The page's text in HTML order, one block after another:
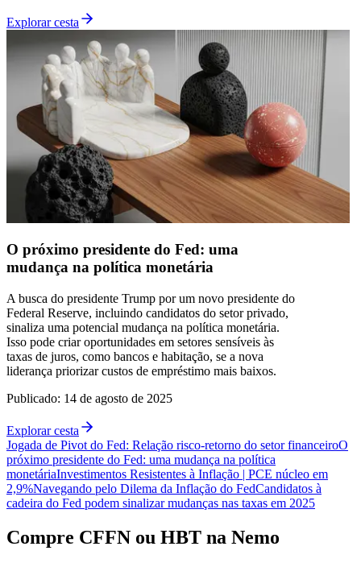
Explorar cesta
O próximo presidente do Fed: uma
mudança na política monetária
A busca do presidente Trump por um novo presidente do
Federal Reserve, incluindo candidatos do setor privado,
sinaliza uma potencial mudança na política monetária.
Isso pode criar oportunidades em setores sensíveis às
taxas de juros, como bancos e habitação, se a nova
liderança priorizar custos de empréstimo mais baixos.
Publicado: 14 de agosto de 2025
Explorar cesta
Jogada de Pivot do Fed: Relação risco-retorno do setor financeiroO
próximo presidente do Fed: uma mudança na política
monetáriaInvestimentos Resistentes à Inflação | PCE núcleo em
2,9%Navegando pelo Dilema da Inflação do FedCandidatos à
cadeira do Fed podem sinalizar mudanças nas taxas em 2025
Compre CFFN ou HBT na Nemo